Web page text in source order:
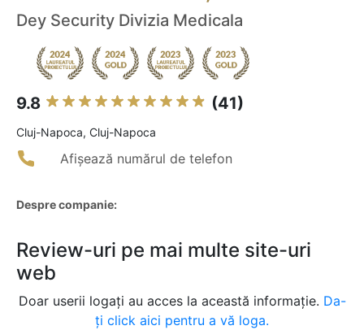
Dey Security Divizia Medicala
9.8 (41)
Cluj-Napoca, Cluj-Napoca
Afișează numărul de telefon
Despre companie:
Review-uri pe mai multe site-uri
web
Doar userii logați au acces la această informație. Da-
ți click aici pentru a vă loga.